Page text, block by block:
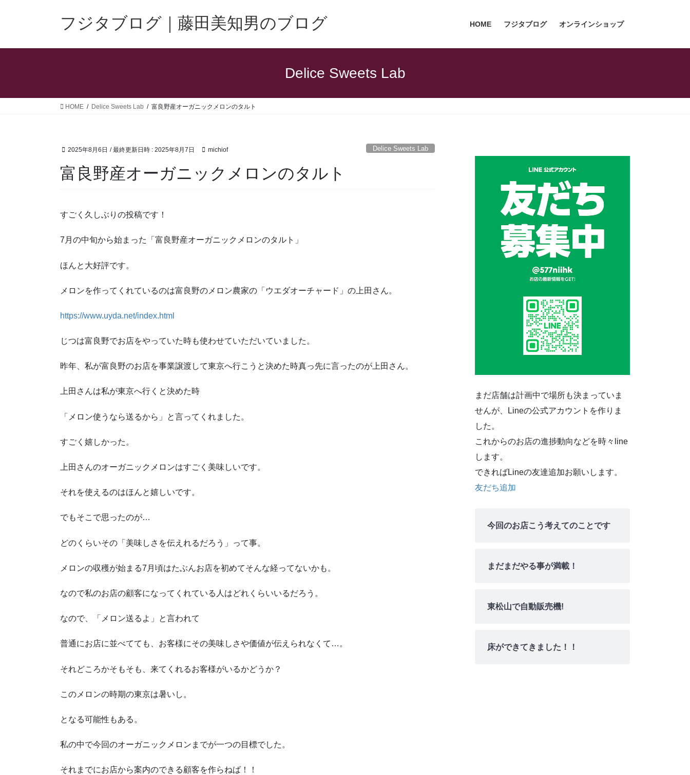
フジタブログ｜藤田美知男のブログ HOME フジタブログ オンラインショップ
Delice Sweets Lab
HOME Delice Sweets Lab 富良野産オーガニックメロンのタルト
2025年8月6日 / 最終更新日時 : 2025年8月7日 michiof Delice Sweets Lab
富良野産オーガニックメロンのタルト
すごく久しぶりの投稿です！
7月の中旬から始まった「富良野産オーガニックメロンのタルト」
ほんと大好評です。
メロンを作ってくれているのは富良野のメロン農家の「ウエダオーチャード」の上田さん。
https://www.uyda.net/index.html
じつは富良野でお店をやっていた時も使わせていただいていました。
昨年、私が富良野のお店を事業譲渡して東京へ行こうと決めた時真っ先に言ったのが上田さん。
上田さんは私が東京へ行くと決めた時
「メロン使うなら送るから」と言ってくれました。
すごく嬉しかった。
上田さんのオーガニックメロンはすごく美味しいです。
それを使えるのはほんと嬉しいです。
でもそこで思ったのが…
どのくらいその「美味しさを伝えれるだろう」って事。
メロンの収穫が始まる7月頃はたぶんお店を初めてそんな経ってないかも。
なので私のお店の顧客になってくれている人はどれくらいいるだろう。
なので、「メロン送るよ」と言われて
普通にお店に並べてても、お客様にその美味しさや価値が伝えられなくて…。
それどころかそもそも、来てくれるお客様がいるかどうか？
このメロンの時期の東京は暑いし。
となる可能性もある。
私の中で今回のオーガニックメロンまでが一つの目標でした。
それまでにお店から案内のできる顧客を作らねば！！
まだ店舗は計画中で場所も決まっていま
せんが、Lineの公式アカウントを作りま
した。
これからのお店の進捗動向などを時々line
します。
できればLineの友達追加お願いします。
友だち追加
今回のお店こう考えてのことです
まだまだやる事が満載！
東松山で自動販売機!
床ができてきました！！